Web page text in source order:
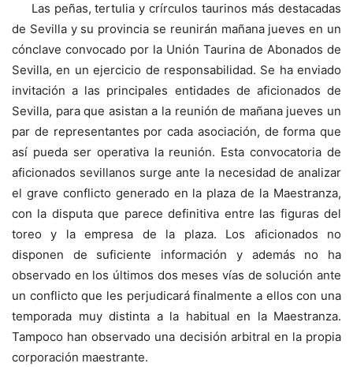
Las peñas, tertulia y crírculos taurinos más destacadas
de Sevilla y su provincia se reunirán mañana jueves en un
cónclave convocado por la Unión Taurina de Abonados de
Sevilla, en un ejercicio de responsabilidad. Se ha enviado
invitación a las principales entidades de aficionados de
Sevilla, para que asistan a la reunión de mañana jueves un
par de representantes por cada asociación, de forma que
así pueda ser operativa la reunión. Esta convocatoria de
aficionados sevillanos surge ante la necesidad de analizar
el grave conflicto generado en la plaza de la Maestranza,
con la disputa que parece definitiva entre las figuras del
toreo y la empresa de la plaza. Los aficionados no
disponen de suficiente información y además no ha
observado en los últimos dos meses vías de solución ante
un conflicto que les perjudicará finalmente a ellos con una
temporada muy distinta a la habitual en la Maestranza.
Tampoco han observado una decisión arbitral en la propia
corporación maestrante.